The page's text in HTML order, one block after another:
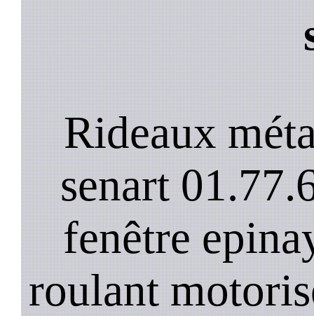
Rideaux
senart
fenêtre
roulant